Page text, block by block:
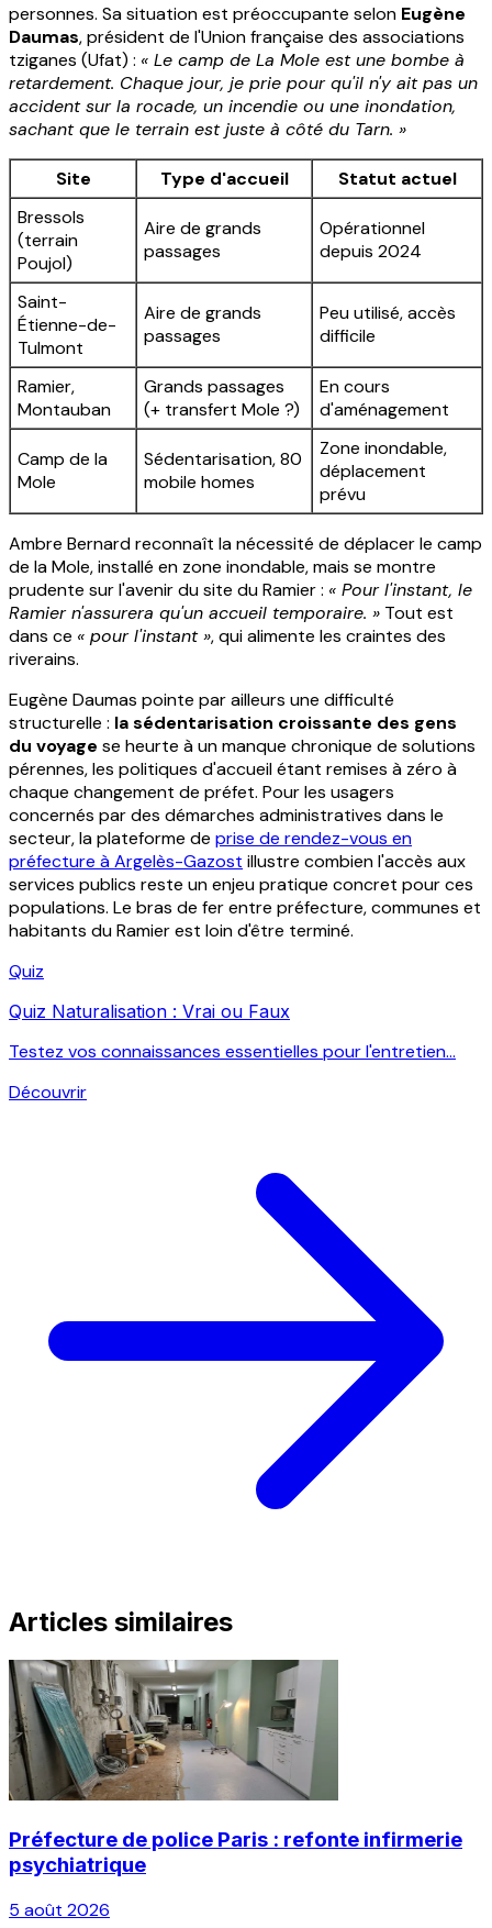
personnes. Sa situation est préoccupante selon Eugène
Daumas, président de l'Union française des associations
tziganes (Ufat) : « Le camp de La Mole est une bombe à
retardement. Chaque jour, je prie pour qu'il n'y ait pas un
accident sur la rocade, un incendie ou une inondation,
sachant que le terrain est juste à côté du Tarn. »
Site Type d'accueil
Statut actuel
Bressols
(terrain
Poujol)
Aire de grands
passages
Opérationnel
depuis 2024
Saint-
Étienne-de-
Tulmont
Aire de grands
passages
Peu utilisé, accès
difficile
Ramier,
Montauban
Grands passages
(+ transfert Mole ?)
En cours
d'aménagement
Camp de la
Mole
Sédentarisation, 80
mobile homes
Zone inondable,
déplacement
prévu
Ambre Bernard reconnaît la nécessité de déplacer le camp
de la Mole, installé en zone inondable, mais se montre
prudente sur l'avenir du site du Ramier : « Pour l'instant, le
Ramier n'assurera qu'un accueil temporaire. » Tout est
dans ce « pour l'instant », qui alimente les craintes des
riverains.
Eugène Daumas pointe par ailleurs une difficulté
structurelle : la sédentarisation croissante des gens
du voyage se heurte à un manque chronique de solutions
pérennes, les politiques d'accueil étant remises à zéro à
chaque changement de préfet. Pour les usagers
concernés par des démarches administratives dans le
secteur, la plateforme de prise de rendez-vous en
préfecture à Argelès-Gazost illustre combien l'accès aux
services publics reste un enjeu pratique concret pour ces
populations. Le bras de fer entre préfecture, communes et
habitants du Ramier est loin d'être terminé.
Quiz
Quiz Naturalisation : Vrai ou Faux
Testez vos connaissances essentielles pour l'entretien...
Découvrir
Articles similaires
Préfecture de police Paris : refonte infirmerie
psychiatrique
5 août 2026